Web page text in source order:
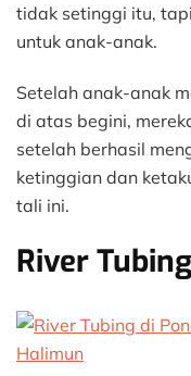
tidak setinggi itu,
untuk anak-anak.
Setelah anak-anak
di atas begini,
setelah berhasil
ketinggian dan
tali ini.
River Tubing